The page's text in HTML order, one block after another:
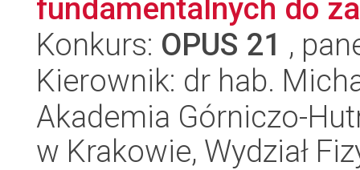
fundamentalnych do
Konkurs: OPUS 21 ,
Kierownik: dr hab.
Akademia Górniczo-
w Krakowie, Wydział